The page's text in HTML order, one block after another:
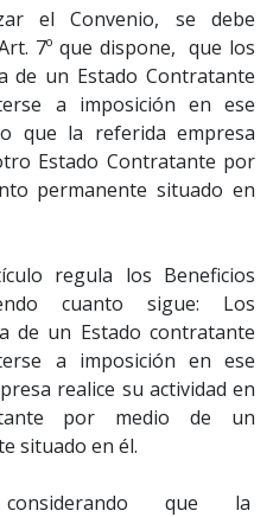
el Convenio, se debe
7º que dispone, que los
de un Estado Contratante
a imposición en ese
que la referida empresa
Estado Contratante por
permanente situado en
regula los Beneficios
cuanto sigue: Los
de un Estado contratante
a imposición en ese
realice su actividad en
por medio de un
situado en él.
que la